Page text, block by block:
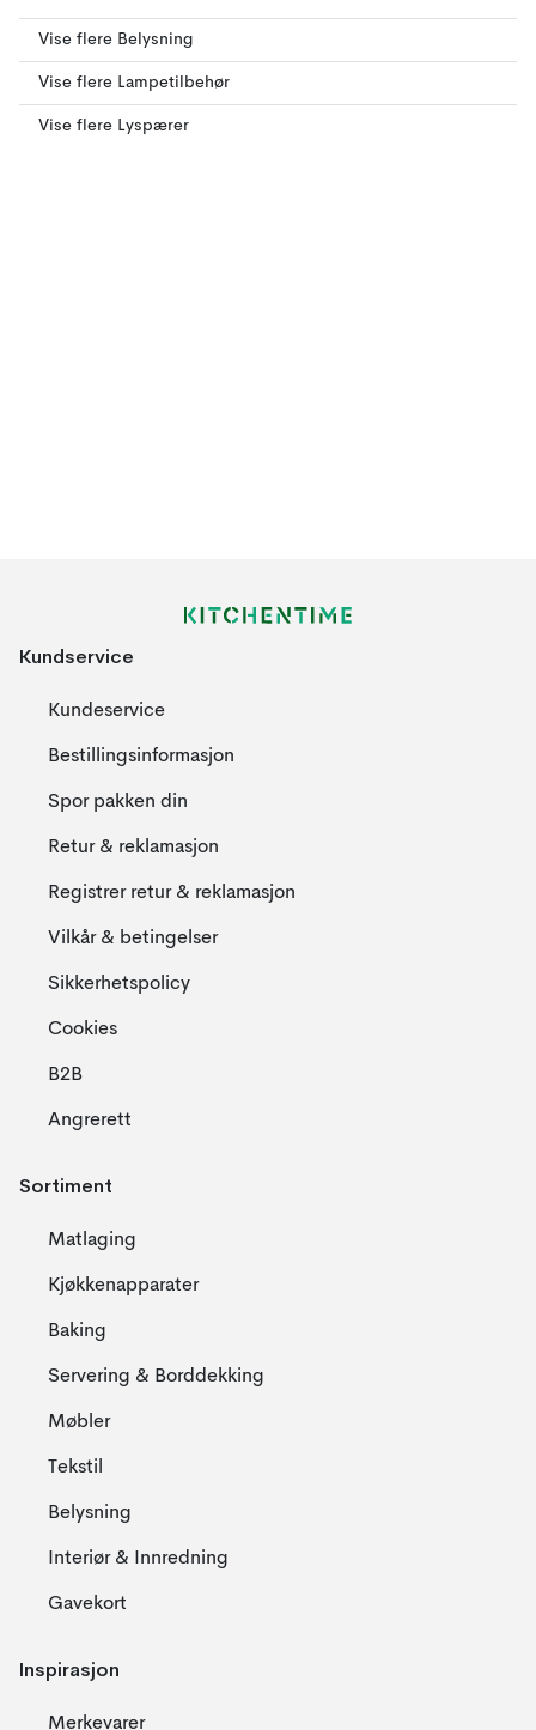
Vise flere Belysning
Vise flere Lampetilbehør
Vise flere Lyspærer
Kundservice
Kundeservice
Bestillingsinformasjon
Spor pakken din
Retur & reklamasjon
Registrer retur & reklamasjon
Vilkår & betingelser
Sikkerhetspolicy
Cookies
B2B
Angrerett
Sortiment
Matlaging
Kjøkkenapparater
Baking
Servering & Borddekking
Møbler
Tekstil
Belysning
Interiør & Innredning
Gavekort
Inspirasjon
Merkevarer